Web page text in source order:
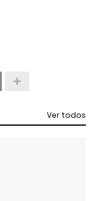
Ver todos